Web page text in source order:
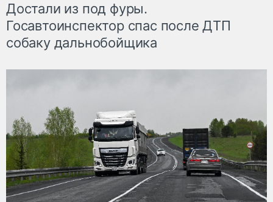
Достали из под фуры.
Госавтоинспектор спас после ДТП
собаку дальнобойщика